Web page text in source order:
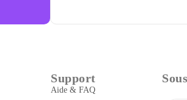
Support
Aide & FAQ